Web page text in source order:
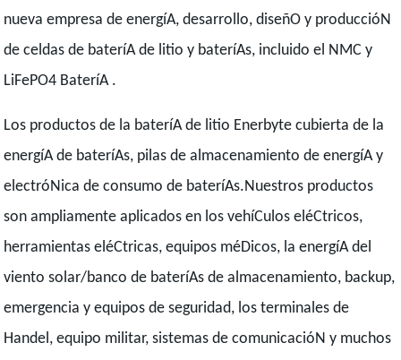
nueva empresa de energíA, desarrollo, diseñO y produccióN
de celdas de bateríA de litio y bateríAs, incluido el NMC y
LiFePO4 BateríA .
Los productos de la bateríA de litio Enerbyte cubierta de la
energíA de bateríAs, pilas de almacenamiento de energíA y
electróNica de consumo de bateríAs.Nuestros productos
son ampliamente aplicados en los vehíCulos eléCtricos,
herramientas eléCtricas, equipos méDicos, la energíA del
viento solar/banco de bateríAs de almacenamiento, backup,
emergencia y equipos de seguridad, los terminales de
Handel, equipo militar, sistemas de comunicacióN y muchos